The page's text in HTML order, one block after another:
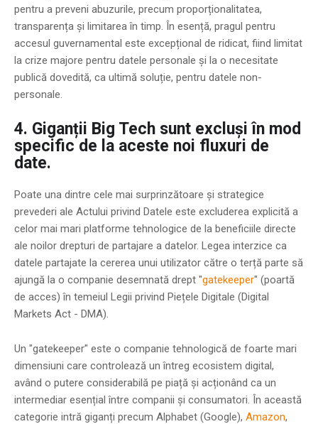
pentru a preveni abuzurile, precum proporționalitatea,
transparența și limitarea în timp. În esență, pragul pentru
accesul guvernamental este excepțional de ridicat, fiind limitat
la crize majore pentru datele personale și la o necesitate
publică dovedită, ca ultimă soluție, pentru datele non-
personale.
4. Giganții Big Tech sunt excluși în mod
specific de la aceste noi fluxuri de
date.
Poate una dintre cele mai surprinzătoare și strategice
prevederi ale Actului privind Datele este excluderea explicită a
celor mai mari platforme tehnologice de la beneficiile directe
ale noilor drepturi de partajare a datelor. Legea interzice ca
datele partajate la cererea unui utilizator către o terță parte să
ajungă la o companie desemnată drept "gatekeeper" (poartă
de acces) în temeiul Legii privind Piețele Digitale (Digital
Markets Act - DMA).
Un "gatekeeper" este o companie tehnologică de foarte mari
dimensiuni care controlează un întreg ecosistem digital,
având o putere considerabilă pe piață și acționând ca un
intermediar esențial între companii și consumatori. În această
categorie intră giganți precum Alphabet (Google), Amazon,